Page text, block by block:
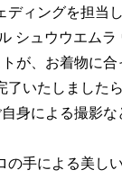
ディングを担当
シュウウエムラ
トが、お着物に
了いたしました
身による撮影
手による美し